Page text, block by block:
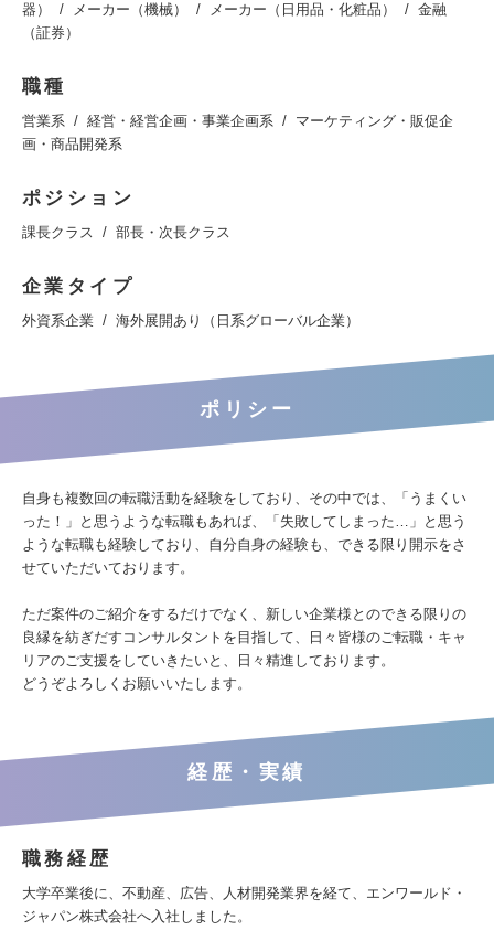
器）
メーカー（機械） メーカー（日用品・化粧品）
金融
（証券）
職種
営業系 経営・経営企画・事業企画系
マーケティング・販促企
画・商品開発系
ポジション
課長クラス 部長・次長クラス
企業タイプ
外資系企業 海外展開あり（日系グローバル企業）
ポリシー
自身も複数回の転職活動を経験をしており、その中では、「うまくい
った！」と思うような転職もあれば、「失敗してしまった…」と思う
ような転職も経験しており、自分自身の経験も、できる限り開示をさ
せていただいております。
ただ案件のご紹介をするだけでなく、新しい企業様とのできる限りの
良縁を紡ぎだすコンサルタントを目指して、日々皆様のご転職・キャ
リアのご支援をしていきたいと、日々精進しております。
どうぞよろしくお願いいたします。
経歴・実績
職務経歴
大学卒業後に、不動産、広告、人材開発業界を経て、エンワールド・
ジャパン株式会社へ入社しました。